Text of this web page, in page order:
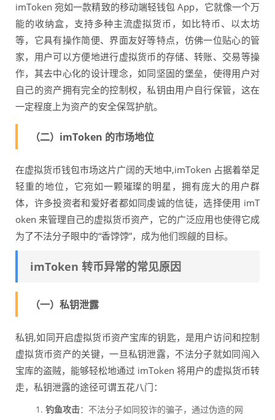
imToken 宛如一款精致的移动端轻钱包 App，它就像一个万
能的收纳盒，支持多种主流虚拟货币，如比特币、以太坊
等，它具有操作简便、界面友好等特点，仿佛一位贴心的管
家，用户可以方便地进行虚拟货币的存储、转账、交易等操
作，其去中心化的设计理念，如同坚固的堡垒，使得用户对
自己的资产拥有完全的控制权，私钥由用户自行保管，这在
一定程度上为资产的安全保驾护航。
（二）imToken 的市场地位
在虚拟货币钱包市场这片广阔的天地中,imToken 占据着举足
轻重的地位，它宛如一颗璀璨的明星，拥有庞大的用户群
体，许多投资者和爱好者都如同虔诚的信徒，选择使用 imT
oken 来管理自己的虚拟货币资产，它的广泛应用也使得它成
为了不法分子眼中的“香饽饽”，成为他们觊觎的目标。
imToken 转币异常的常见原因
（一）私钥泄露
私钥,如同开启虚拟货币资产宝库的钥匙，是用户访问和控制
虚拟货币资产的关键，一旦私钥泄露，不法分子就如同闯入
宝库的盗贼，能够轻松地通过 imToken 将用户的虚拟货币转
走，私钥泄露的途径可谓五花八门：
钓鱼攻击：不法分子如同狡诈的骗子，通过伪造的网